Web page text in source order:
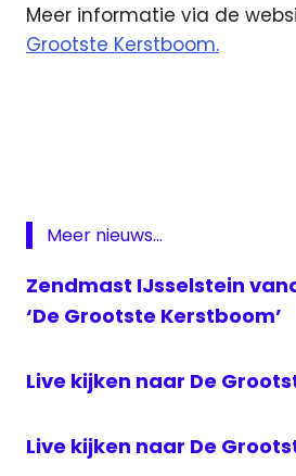
Meer informatie via de
Grootste Kerstboom.
Meer nieuws...
Zendmast IJsselstein
‘De Grootste Kerstboom’
Live kijken naar De
Live kijken naar De